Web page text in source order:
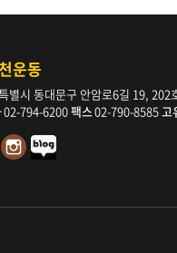
운동
별시 동대문구 안암로6길 19, 202
02-794-6200팩스02-790-8585고